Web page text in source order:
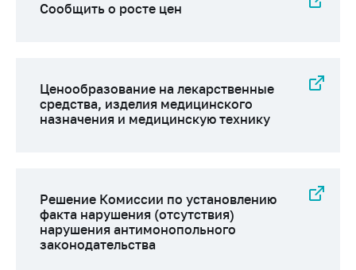
Сообщить о росте цен
Ценообразование на лекарственные
средства, изделия медицинского
назначения и медицинскую технику
Решение Комиссии по установлению
факта нарушения (отсутствия)
нарушения антимонопольного
законодательства